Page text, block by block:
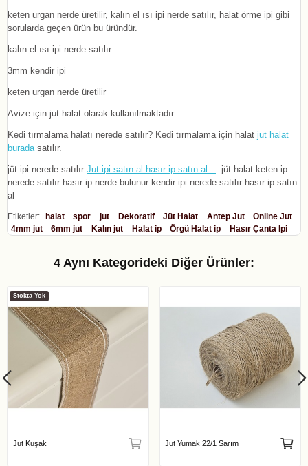
keten urgan nerde üretilir, kalın el ısı ipi nerde satılır, halat örme ipi gibi
sorularda geçen ürün bu üründür.
kalın el ısı ipi nerde satılır
3mm kendir ipi
keten urgan nerde üretilir
Avize için jut halat olarak kullanılmaktadır
Kedi tırmalama halatı nerede satılır? Kedi tırmalama için halat jut halat
buradasatılır.
jüt ipi nerede satılır Jut ipi satın al hasır ip satın al
jüt halat keten ip
nerede satılır hasır ip nerde bulunur kendir ipi nerede satılır hasır ip satın
al
Etiketler: halat spor jut Dekoratif Jüt Halat Antep Jut
Online Jut
4mm jut
6mm jut Kalın jut Halat ip Örgü Halat ip Hasır Çanta Ipi
4 Aynı Kategorideki Diğer Ürünler:
Stokta Yok
Jut Kuşak Jut Yumak 22/1 Sarım